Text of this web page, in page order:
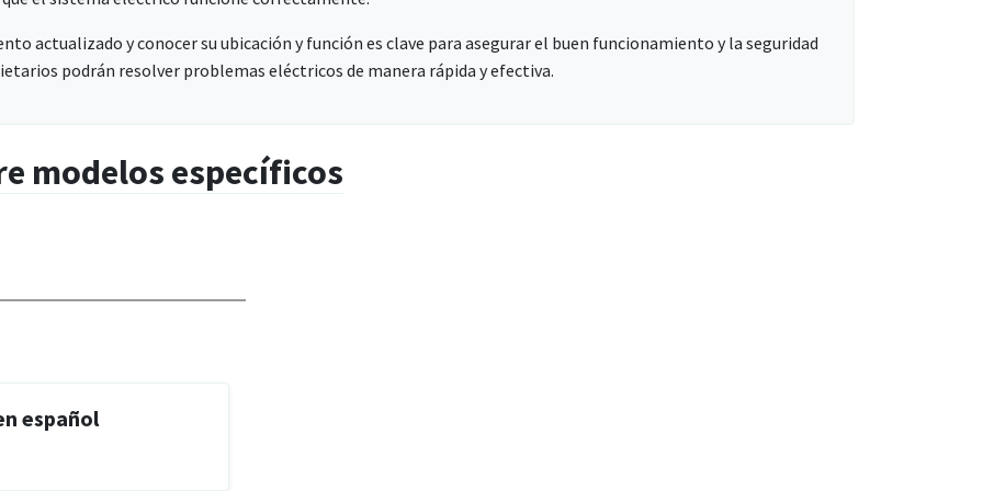
actualizado y conocer su ubicación y función es clave para asegurar el buen funcionamiento y la seguridad
podrán resolver problemas eléctricos de manera rápida y efectiva.
modelos específicos
español